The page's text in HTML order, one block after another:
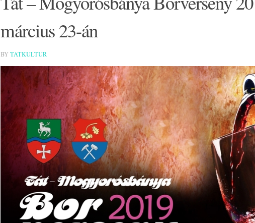
március 23-án
BY TATKULTUR